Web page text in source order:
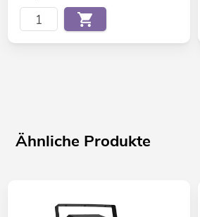
Ähnliche Produkte